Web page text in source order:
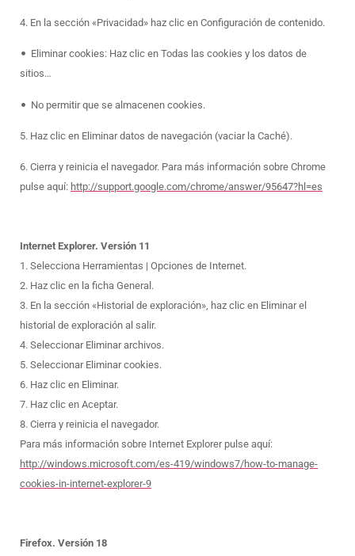
4. En la sección «Privacidad» haz clic en Configuración de contenido.
• Eliminar cookies: Haz clic en Todas las cookies y los datos de
sitios…
• No permitir que se almacenen cookies.
5. Haz clic en Eliminar datos de navegación (vaciar la Caché).
6. Cierra y reinicia el navegador. Para más información sobre Chrome
pulse aquí: http://support.google.com/chrome/answer/95647?hl=es
Internet Explorer. Versión 11
1. Selecciona Herramientas | Opciones de Internet.
2. Haz clic en la ficha General.
3. En la sección «Historial de exploración», haz clic en Eliminar el
historial de exploración al salir.
4. Seleccionar Eliminar archivos.
5. Seleccionar Eliminar cookies.
6. Haz clic en Eliminar.
7. Haz clic en Aceptar.
8. Cierra y reinicia el navegador.
Para más información sobre Internet Explorer pulse aquí:
http://windows.microsoft.com/es-419/windows7/how-to-manage-
cookies-in-internet-explorer-9
Firefox. Versión 18